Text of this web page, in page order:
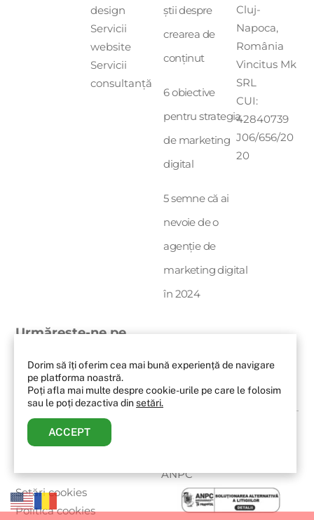
design
Servicii
website
Servicii
consultanță
știi despre
crearea de
conținut
6 obiective
pentru strategia
de marketing
digital
5 semne că ai
nevoie de o
agenție de
marketing digital
în 2024
Cluj-
Napoca,
România
Vincitus Mk
SRL
CUI:
42840739
J06/656/20
20
Urmărește-ne pe
Icon
label
© 2020 – 2025 VINCIT.RO
ANPC
Setări cookies
Politica cookies
Dorim să îți oferim cea mai bună experiență de navigare
pe platforma noastră.
Poți afla mai multe despre cookie-urile pe care le folosim
sau le poți dezactiva dinsetări.
ACCEPT